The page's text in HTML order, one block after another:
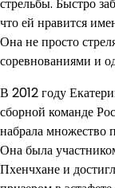
что ей нравится
Она не просто
соревнованиями и
В 2012 году
сборной команде
набрала множество
Она была
Пхенчхане и